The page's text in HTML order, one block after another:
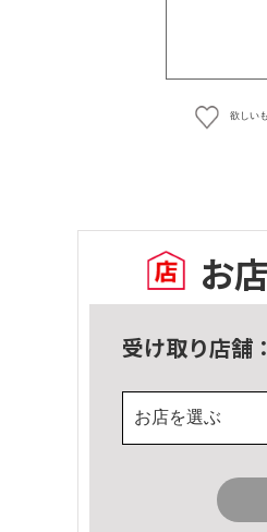
欲しい
お
受け取り店舗：
お店を選ぶ